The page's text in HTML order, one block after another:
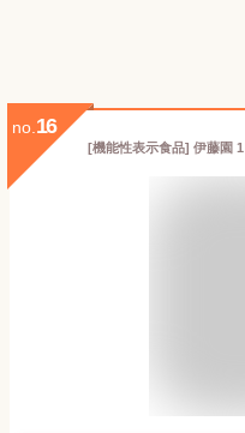
no. 16